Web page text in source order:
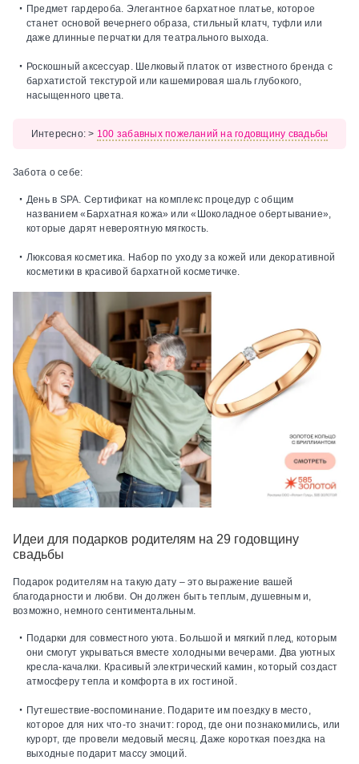
Предмет гардероба. Элегантное бархатное платье, которое
станет основой вечернего образа, стильный клатч, туфли или
даже длинные перчатки для театрального выхода.
Роскошный аксессуар.Шелковый платок от известного бренда с
бархатистой текстурой или кашемировая шаль глубокого,
насыщенного цвета.
Интересно: > 100 забавных пожеланий на годовщину свадьбы
Забота о себе:
День в SPA. Сертификат на комплекс процедур с общим
названием «Бархатная кожа» или «Шоколадное обертывание»,
которые дарят невероятную мягкость.
Люксовая косметика. Набор по уходу за кожей или декоративной
косметики в красивой бархатной косметичке.
Идеи для подарков родителям на 29 годовщину
свадьбы
Подарок родителям на такую дату – это выражение вашей
благодарности и любви. Он должен быть теплым, душевным и,
возможно, немного сентиментальным.
Подарки для совместного уюта.Большой и мягкий плед, которым
они смогут укрываться вместе холодными вечерами. Два уютных
кресла-качалки. Красивый электрический камин, который создаст
атмосферу тепла и комфорта в их гостиной.
Путешествие-воспоминание. Подарите им поездку в место,
которое для них что-то значит: город, где они познакомились, или
курорт, где провели медовый месяц. Даже короткая поездка на
выходные подарит массу эмоций.